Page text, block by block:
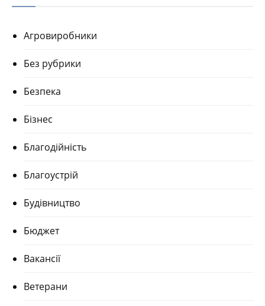
Агровиробники
Без рубрики
Безпека
Бізнес
Благодійність
Благоустрій
Будівництво
Бюджет
Вакансії
Ветерани